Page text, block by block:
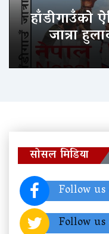
हाँडीगाउँको
जात्रा
सोसल मिडिया
Follow
Follow